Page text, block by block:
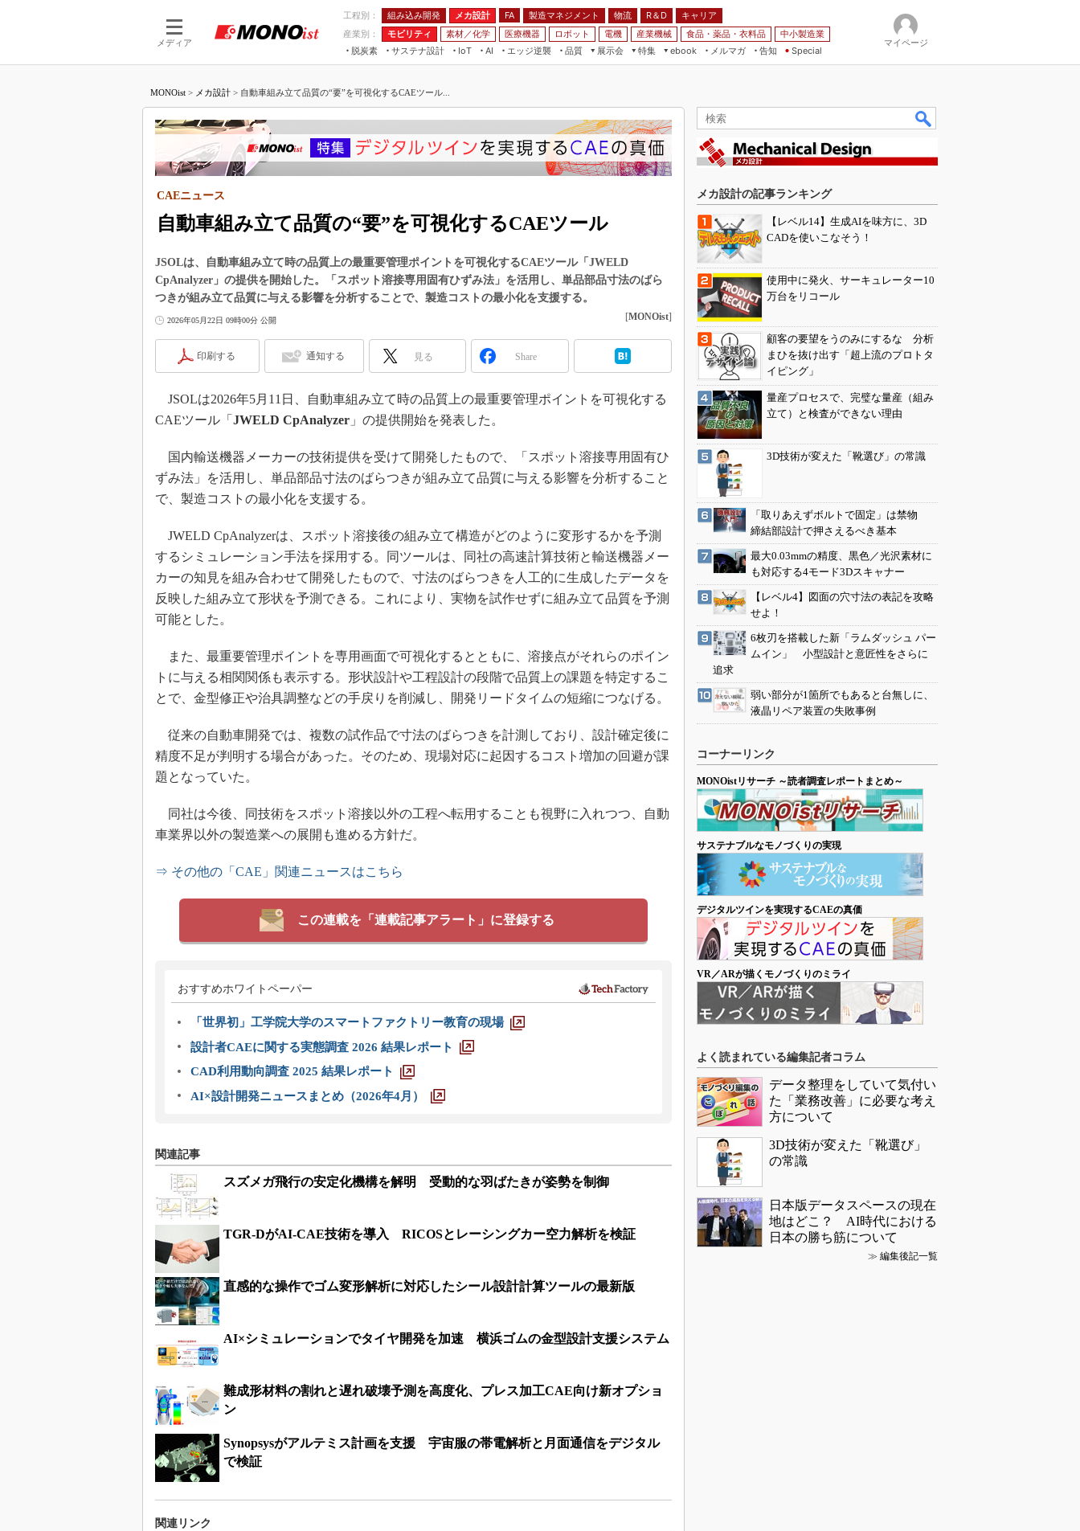
メディア
工程別： 組み込み開発 メカ設計 FA 製造マネジメント 物流 R＆D
キャリア
産業別：
モビリティ 素材／化学 医療機器 ロボット 電機 産業機械 食品・薬品・衣料品
中小製造業
脱炭素
サステナ設計
IoT
つながる工場
つながるサービス
AI
AI×設備保全
Physical AI
エッジ逆襲 品質
展示会
JIMTOF
組込み/エッジ コンピューティング
IIFES
国際ロボット展
TECHNO-FRONTIER
スマート工場EXPO
EdgeTech+
AUTOMOTIVE WORLD
産業オープンネット展
特集
5G
VR／AR
フィールドサービス
組み込み画像技術
Windows Embedded
車載ソフト開発
無償設計ツール
3Dプリンタ
デジタルツインとCAE
S＆OP
イノベーション
植物工場
知財マネジメント
海外生産
新型コロナへの対応
ebook
製造マネジメント
FA
モビリティ
メルマガ
告知 Special
マイページ
MONOist > メカ設計 > 自動車組み立て品質の“要”を可視化するCAEツール...
自動車組み立て品質の“要”を可視化するCAEツール
CAEニュース
JSOLは、自動車組み立て時の品質上の最重要管理ポイントを可視化するCAEツール「JWELD
CpAnalyzer」の提供を開始した。「スポット溶接専用固有ひずみ法」を活用し、単品部品寸法のばら
つきが組み立て品質に与える影響を分析することで、製造コストの最小化を支援する。
2026年05月22日 09時00分 公開 [MONOist]
印刷する 通知する 見る Share
JSOLは2026年5月11日、自動車組み立て時の品質上の最重要管理ポイントを可視化する
CAEツール「 JWELD CpAnalyzer 」の提供開始を発表した。
国内輸送機器メーカーの技術提供を受けて開発したもので、「スポット溶接専用固有ひ
ずみ法」を活用し、単品部品寸法のばらつきが組み立て品質に与える影響を分析すること
で、製造コストの最小化を支援する。
JWELD CpAnalyzerは、スポット溶接後の組み立て構造がどのように変形するかを予測
するシミュレーション手法を採用する。同ツールは、同社の高速計算技術と輸送機器メー
カーの知見を組み合わせて開発したもので、寸法のばらつきを人工的に生成したデータを
反映した組み立て形状を予測できる。これにより、実物を試作せずに組み立て品質を予測
可能とした。
また、最重要管理ポイントを専用画面で可視化するとともに、溶接点がそれらのポイン
トに与える相関関係も表示する。形状設計や工程設計の段階で品質上の課題を特定するこ
とで、金型修正や治具調整などの手戻りを削減し、開発リードタイムの短縮につなげる。
従来の自動車開発では、複数の試作品で寸法のばらつきを計測しており、設計確定後に
精度不足が判明する場合があった。そのため、現場対応に起因するコスト増加の回避が課
題となっていた。
同社は今後、同技術をスポット溶接以外の工程へ転用することも視野に入れつつ、自動
車業界以外の製造業への展開も進める方針だ。
⇒ その他の「CAE」関連ニュースはこちら
この連載を「連載記事アラート」に登録する
おすすめホワイトペーパー
「世界初」工学院大学のスマートファクトリー教育の現場
設計者CAEに関する実態調査 2026 結果レポート
CAD利用動向調査 2025 結果レポート
AI×設計開発ニュースまとめ（2026年4月）
関連記事
スズメガ飛行の安定化機構を解明 受動的な羽ばたきが姿勢を制御
TGR-DがAI-CAE技術を導入 RICOSとレーシングカー空力解析を検証
直感的な操作でゴム変形解析に対応したシール設計計算ツールの最新版
AI×シミュレーションでタイヤ開発を加速 横浜ゴムの金型設計支援システム
難成形材料の割れと遅れ破壊予測を高度化、プレス加工CAE向け新オプショ
ン
Synopsysがアルテミス計画を支援 宇宙服の帯電解析と月面通信をデジタル
で検証
関連リンク
メカ設計の記事ランキング
【レベル14】生成AIを味方に、3D
CADを使いこなそう！
使用中に発火、サーキュレーター10
万台をリコール
顧客の要望をうのみにするな 分析
まひを抜け出す「超上流のプロトタ
イピング」
量産プロセスで、完璧な量産（組み
立て）と検査ができない理由
3D技術が変えた「靴選び」の常識
「取りあえずボルトで固定」は禁物
締結部設計で押さえるべき基本
最大0.03mmの精度、黒色／光沢素材に
も対応する4モード3Dスキャナー
【レベル4】図面の穴寸法の表記を攻略
せよ！
6枚刃を搭載した新「ラムダッシュ パー
ムイン」 小型設計と意匠性をさらに
追求
弱い部分が1箇所でもあると台無しに、
液晶リペア装置の失敗事例
コーナーリンク
MONOistリサーチ ～読者調査レポートまとめ～
サステナブルなモノづくりの実現
デジタルツインを実現するCAEの真価
VR／ARが描くモノづくりのミライ
よく読まれている編集記者コラム
データ整理をしていて気付い
た「業務改善」に必要な考え
方について
3D技術が変えた「靴選び」
の常識
日本版データスペースの現在
地はどこ？ AI時代における
日本の勝ち筋について
≫ 編集後記一覧